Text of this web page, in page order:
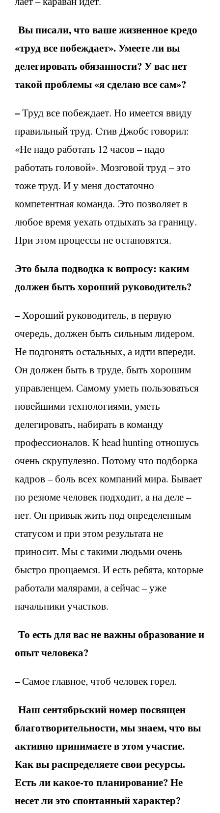
Вы писали, что ваше жизненное кредо
«труд все побеждает». Умеете ли вы
делегировать обязанности? У вас нет
такой проблемы «я сделаю все сам»?
–Труд все побеждает. Но имеется ввиду
правильный труд. Стив Джобс говорил:
«Не надо работать 12 часов – надо
работать головой». Мозговой труд – это
тоже труд. И у меня достаточно
компетентная команда. Это позволяет в
любое время уехать отдыхать за границу.
При этом процессы не остановятся.
Это была подводка к вопросу: каким
должен быть хороший руководитель?
–Хороший руководитель, в первую
очередь, должен быть сильным лидером.
Не подгонять остальных, а идти впереди.
Он должен быть в труде, быть хорошим
управленцем. Самому уметь пользоваться
новейшими технологиями, уметь
делегировать, набирать в команду
профессионалов. К head hunting отношусь
очень скрупулезно. Потому что подборка
кадров – боль всех компаний мира. Бывает
по резюме человек подходит, а на деле –
нет. Он привык жить под определенным
статусом и при этом результата не
приносит. Мы с такими людьми очень
быстро прощаемся. И есть ребята, которые
работали малярами, а сейчас – уже
начальники участков.
То есть для вас не важны образование и
опыт человека?
–Самое главное, чтоб человек горел.
Наш сентябрьский номер посвящен
благотворительности, мы знаем, что вы
активно принимаете в этом участие.
Как вы распределяете свои ресурсы.
Есть ли какое-то планирование? Не
несет ли это спонтанный характер?